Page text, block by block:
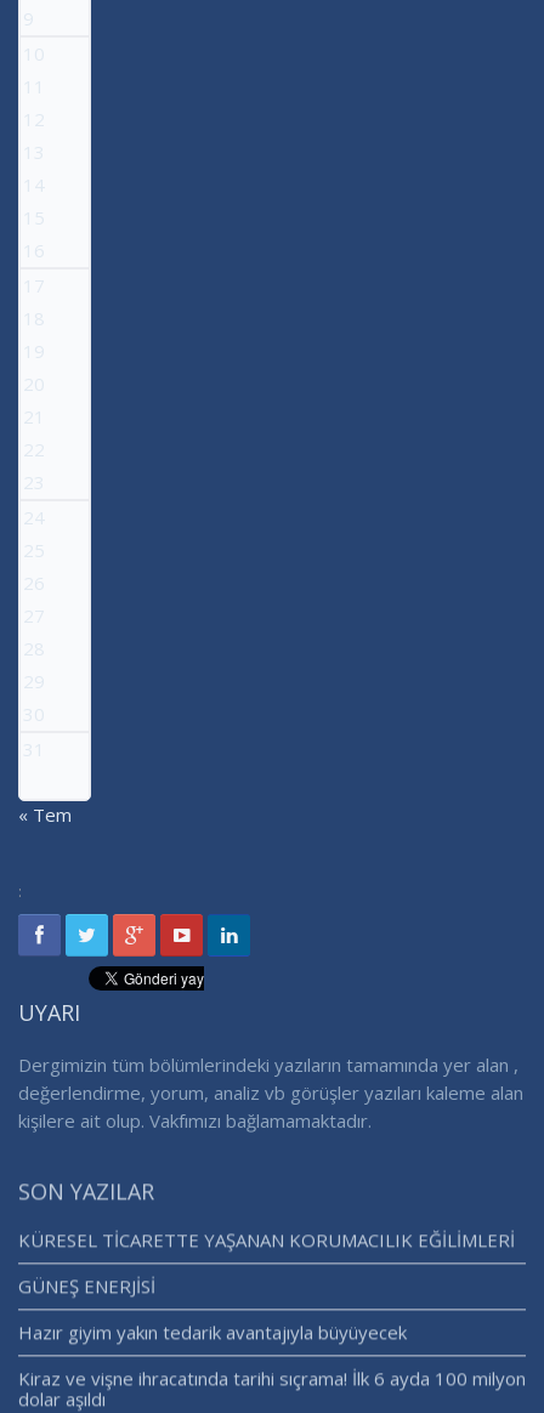
9
10
11
12
13
14
15
16
17
18
19
20
21
22
23
24
25
26
27
28
29
30
31
« Tem
:
UYARI
Dergimizin tüm bölümlerindeki yazıların tamamında yer alan ,
değerlendirme, yorum, analiz vb görüşler yazıları kaleme alan
kişilere ait olup. Vakfımızı bağlamamaktadır.
SON YAZILAR
KÜRESEL TİCARETTE YAŞANAN KORUMACILIK EĞİLİMLERİ
GÜNEŞ ENERJİSİ
Hazır giyim yakın tedarik avantajıyla büyüyecek
Kiraz ve vişne ihracatında tarihi sıçrama! İlk 6 ayda 100 milyon
dolar aşıldı